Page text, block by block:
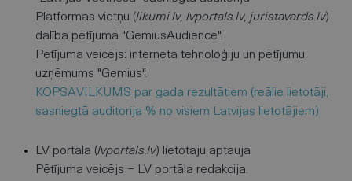
Platformas vietņu (likumi.lv, lvportals.lv, juristavards.lv)
dalība pētījumā "GemiusAudience".
Pētījuma veicējs: interneta tehnoloģiju un pētījumu
uzņēmums "Gemius".
KOPSAVILKUMS par gada rezultātiem (reālie lietotāji,
sasniegtā auditorija % no visiem Latvijas lietotājiem)
LV portāla (lvportals.lv) lietotāju aptauja
Pētījuma veicējs − LV portāla redakcija.